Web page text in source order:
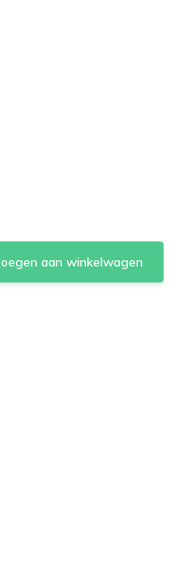
aan winkelwagen